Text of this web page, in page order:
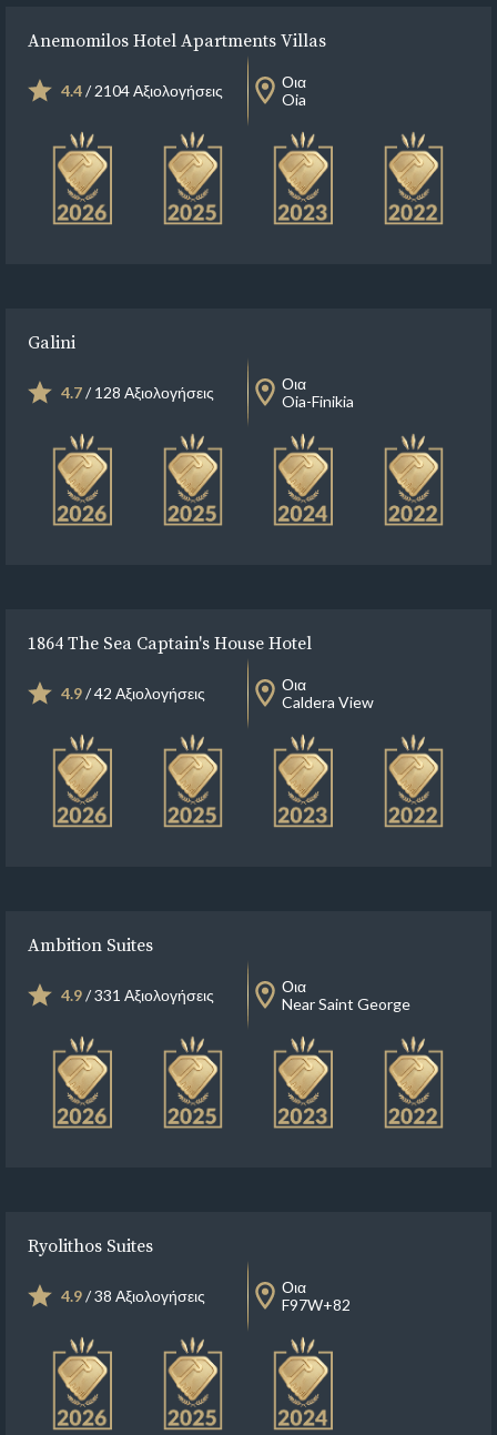
Anemomilos Hotel Apartments Villas
4.4/ 2104 Αξιολογήσεις
Οια
Oia
Galini
4.7/ 128 Αξιολογήσεις
Οια
Oia-Finikia
1864 The Sea Captain's House Hotel
4.9/ 42 Αξιολογήσεις
Οια
Caldera View
Ambition Suites
4.9/ 331 Αξιολογήσεις
Οια
Near Saint George
Ryolithos Suites
4.9/ 38 Αξιολογήσεις
Οια
F97W+82